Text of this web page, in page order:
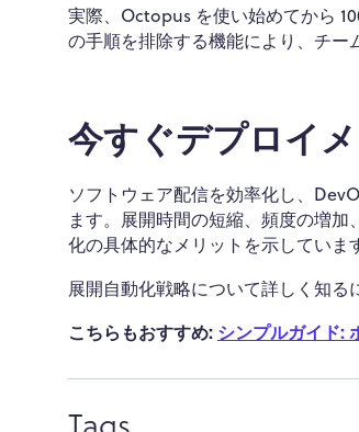
実際、Octopus を使い始めてから
の手順を排除する機能により、チー
今すぐデプロイ
ソフトウェア配信を効率化し、
ます。展開時間の短縮、頻度の増
化の具体的なメリットを示していま
展開自動化戦略について詳しく知る
こちらもおすすめ: シンプルガイド: